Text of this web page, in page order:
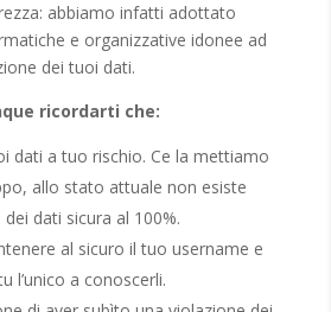
abbiamo infatti adottato
e organizzative idonee ad
dei tuoi dati.
ricordarti che:
dati a tuo rischio. Ce la mettiamo
allo stato attuale non esiste
dati sicura al 100%.
al sicuro il tuo username e
l’unico a conoscerli.